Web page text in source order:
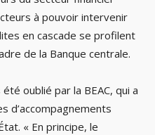
à pouvoir intervenir
en cascade se profilent
de la Banque centrale.
oublié par la BEAC, qui a
d’accompagnements
« En principe, le